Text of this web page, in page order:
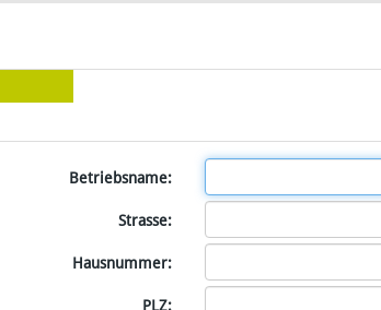
Betriebsname:
Strasse:
Hausnummer:
PLZ: